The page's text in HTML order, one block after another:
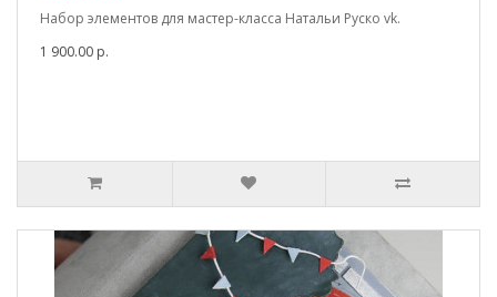
Набор элементов для мастер-класса Натальи Руско vk.
1 900.00 р.